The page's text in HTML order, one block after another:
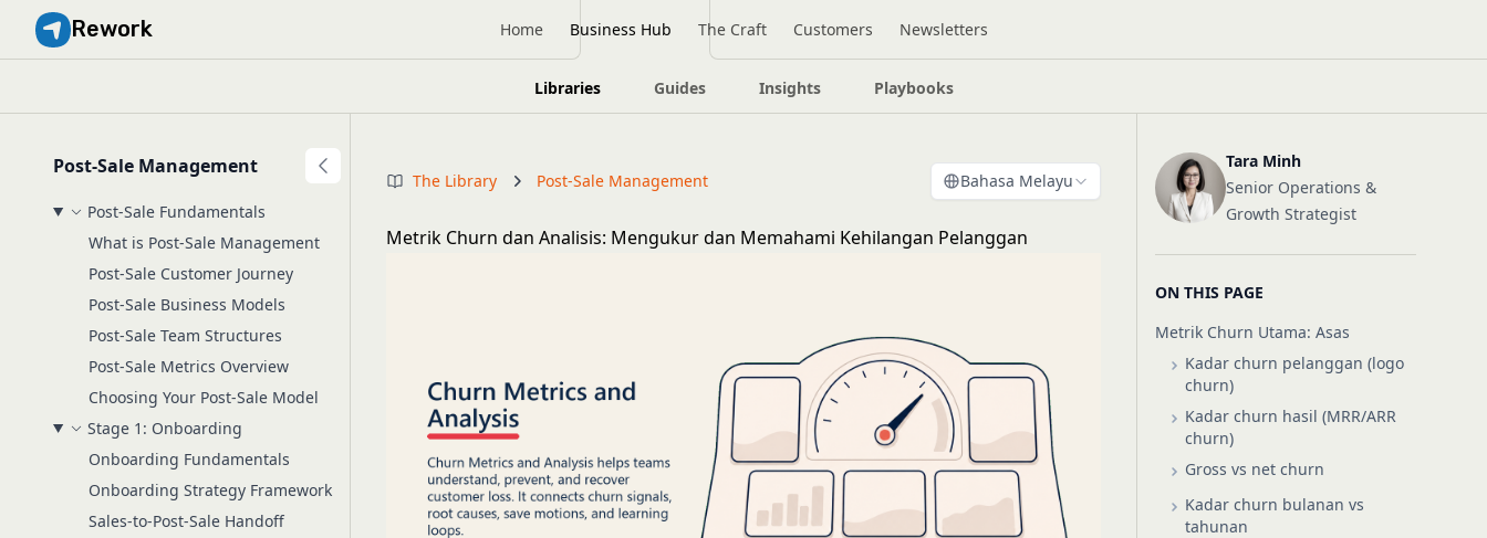
Rework Home Business Hub The Craft Customers Newsletters
Libraries Guides Insights Playbooks
Post-Sale Management
Post-Sale Fundamentals
What is Post-Sale Management
Post-Sale Customer Journey
Post-Sale Business Models
Post-Sale Team Structures
Post-Sale Metrics Overview
Choosing Your Post-Sale Model
Stage 1: Onboarding
Onboarding Fundamentals
Onboarding Strategy Framework
Sales-to-Post-Sale Handoff
The Library Post-Sale Management Bahasa Melayu
Metrik Churn dan Analisis: Mengukur dan Memahami Kehilangan Pelanggan
Tara Minh
Senior Operations &
Growth Strategist
ON THIS PAGE
Metrik Churn Utama: Asas
Kadar churn pelanggan (logo
churn)
Kadar churn hasil (MRR/ARR
churn)
Gross vs net churn
Kadar churn bulanan vs
tahunan